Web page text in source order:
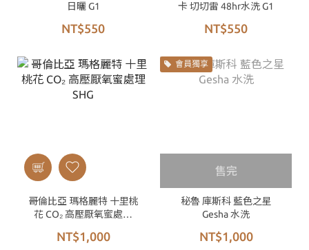
日曬 G1
NT$550
卡 切切雷 48hr水洗 G1
NT$550
哥倫比亞 瑪格麗特 十里桃
花 CO₂ 高壓厭氧蜜處理
NT$1,000
會員獨享
售完
秘魯 庫斯科 藍色之星
Gesha 水洗
NT$1,000